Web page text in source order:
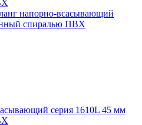
напорно-всасывающий
спиралью ПВХ